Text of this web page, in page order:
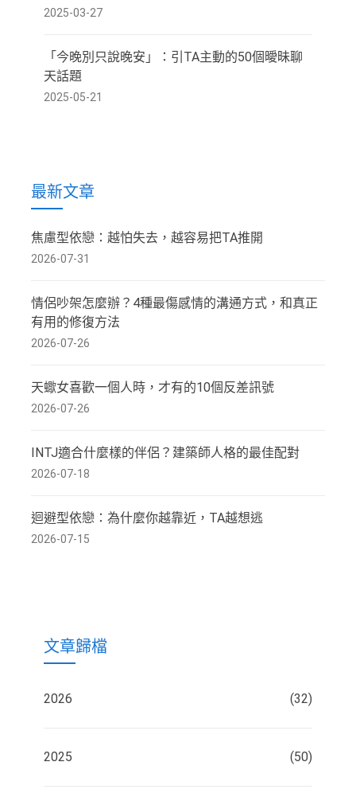
2025-03-27
「今晚別只說晚安」：引TA主動的50個曖昧聊
天話題
2025-05-21
最新文章
焦慮型依戀：越怕失去，越容易把TA推開
2026-07-31
情侶吵架怎麼辦？4種最傷感情的溝通方式，和真正
有用的修復方法
2026-07-26
天蠍女喜歡一個人時，才有的10個反差訊號
2026-07-26
INTJ適合什麼樣的伴侶？建築師人格的最佳配對
2026-07-18
迴避型依戀：為什麼你越靠近，TA越想逃
2026-07-15
文章歸檔
2026 (32)
2025 (50)